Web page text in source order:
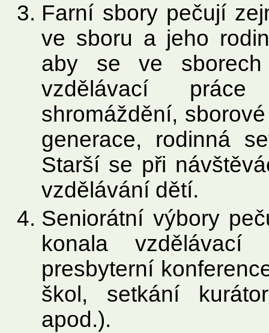
Farní sbory pečují
ve sboru a jeho
aby se ve
vzdělávací
shromáždění,
generace, rodinná
Starší se při
vzdělávání dětí.
Seniorátní výbory
konala vzdělávací
presbyterní
škol, setkání
apod.).